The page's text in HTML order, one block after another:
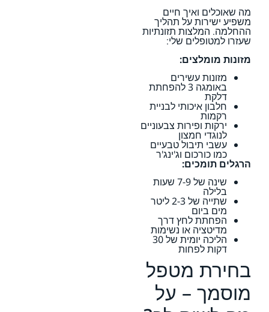
מה שאוכלים ואיך חיים
משפיע ישירות על תהליך
ההחלמה. המלצות תזונתיות
שעזרו למטופלים שלי:
מזונות מומלצים:
מזונות עשירים
באומגה 3 להפחתת
דלקת
חלבון איכותי לבניית
רקמות
ירקות ופירות צבעוניים
לנוגדי חמצון
עשבי תיבול טבעיים
כמו כורכום וג'ינג'ר
הרגלים תומכים:
שינה של 7-9 שעות
בלילה
שתייה של 2-3 ליטר
מים ביום
הפחתת לחץ דרך
מדיטציה או נשימות
הליכה יומית של 30
דקות לפחות
בחירת מטפל
מוסמך – על